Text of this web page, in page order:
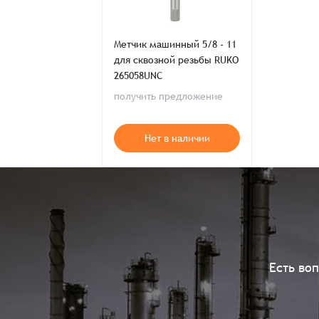
Метчик машинный 5/8 - 11
для сквозной резьбы RUKO
265058UNC
получить предложение
Нет в наличии
Есть